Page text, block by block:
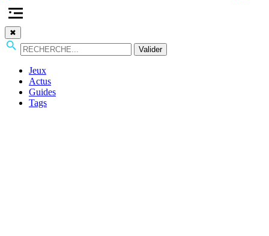
✖
Valider
Jeux
Actus
Guides
Tags